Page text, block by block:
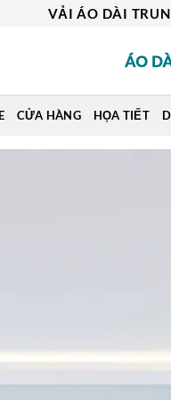
VẢI ÁO DÀI
CỬA HÀNG HỌA TIẾT